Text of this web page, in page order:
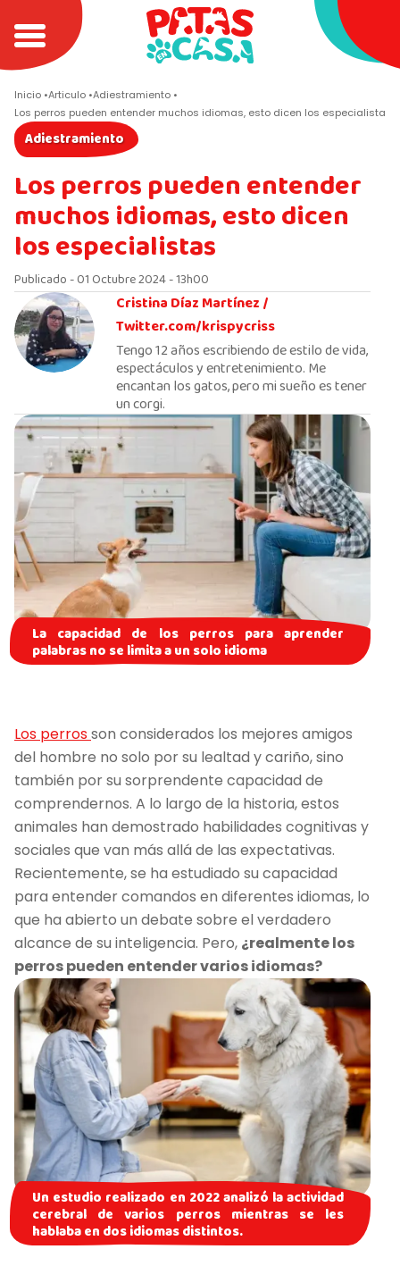
Inicio Articulo Adiestramiento
Los perros pueden entender muchos idiomas, esto dicen los especialistas
Adiestramiento
Los perros pueden entender
muchos idiomas, esto dicen
los especialistas
Publicado - 01 Octubre 2024 - 13h00
Cristina Díaz Martínez /
Twitter.com/krispycriss
Tengo 12 años escribiendo de estilo de vida,
espectáculos y entretenimiento. Me
encantan los gatos, pero mi sueño es tener
un corgi.
La capacidad de los perros para aprender
palabras no se limita a un solo idioma
Los perrosson considerados los mejores amigos
del hombre no solo por su lealtad y cariño, sino
también por su sorprendente capacidad de
comprendernos. A lo largo de la historia, estos
animales han demostrado habilidades cognitivas y
sociales que van más allá de las expectativas.
Recientemente, se ha estudiado su capacidad
para entender comandos en diferentes idiomas, lo
que ha abierto un debate sobre el verdadero
alcance de su inteligencia. Pero, ¿realmente los
perros pueden entender varios idiomas?
Un estudio realizado en 2022 analizó la actividad
cerebral de varios perros mientras se les
hablaba en dos idiomas distintos.